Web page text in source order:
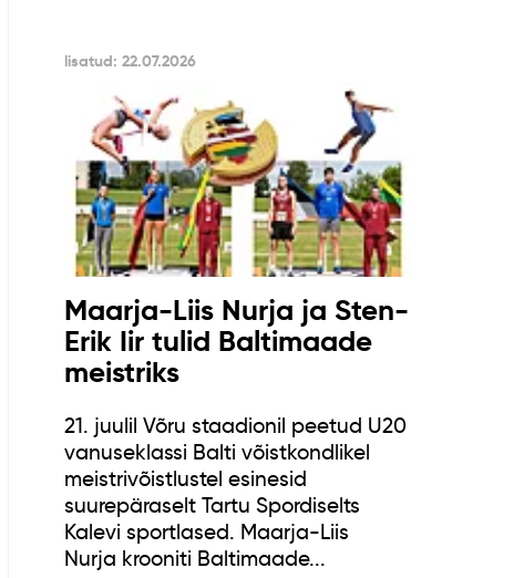
lisatud: 22.07.2026
Maarja-Liis Nurja ja Sten-
Erik Iir tulid Baltimaade
meistriks
21. juulil Võru staadionil peetud U20
vanuseklassi Balti võistkondlikel
meistrivõistlustel esinesid
suurepäraselt Tartu Spordiselts
Kalevi sportlased. Maarja-Liis
Nurja krooniti Baltimaade...